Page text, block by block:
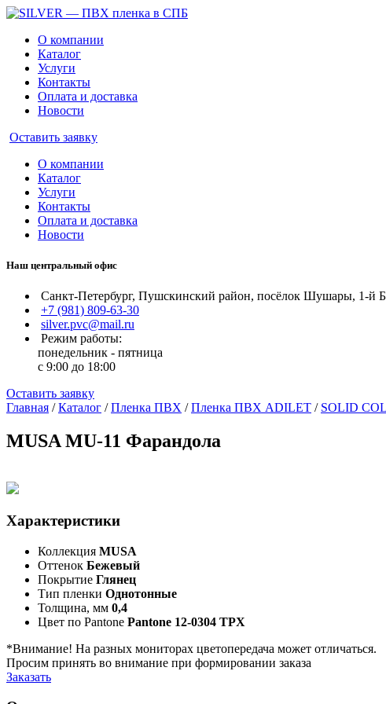
О компании
Каталог
Услуги
Контакты
Оплата и доставка
Новости
Оставить заявку
О компании
Каталог
Услуги
Контакты
Оплата и доставка
Новости
Наш центральный офис
Санкт-Петербург, Пушскинский район, посёлок Шушары, 1-й
+7 (981) 809-63-30
silver.pvc@mail.ru
Режим работы:
понедельник - пятница
с 9:00 до 18:00
Оставить заявку
Главная /Каталог /Пленка ПВХ /Пленка ПВХ ADILET / SOLID
MUSA MU-11 Фарандола
Характеристики
Коллекция MUSA
Оттенок Бежевый
Покрытие Глянец
Тип пленки Однотонные
Толщина, мм 0,4
Цвет по Pantone Pantone 12-0304 TPX
*Внимание! На разных мониторах цветопередача может отличаться.
Просим принять во внимание при формировании заказа
Заказать